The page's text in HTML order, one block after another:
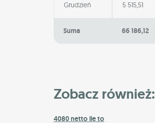
Grudzień 5 515,51
Suma 66 186,12
Zobacz również:
4080 netto ile to